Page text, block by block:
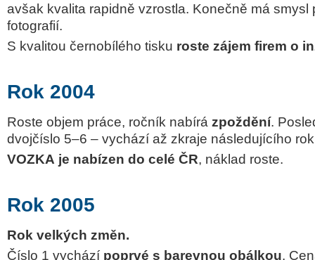
avšak kvalita rapidně vzrostla. Konečně má smysl
fotografií.
S kvalitou černobílého tisku roste zájem firem o
Rok 2004
Roste objem práce, ročník nabírá zpoždění.
dvojčíslo 5–6 – vychází až zkraje následujícího
VOZKA je nabízen do celé ČR, náklad roste.
Rok 2005
Rok velkých změn.
Číslo 1 vychází poprvé s barevnou obálkou.